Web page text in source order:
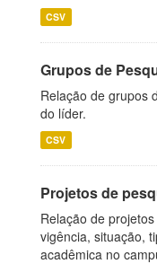
CSV
Grupos de
Relação de grupos
do líder.
CSV
Projetos de
Relação de
vigência, situação,
acadêmica no